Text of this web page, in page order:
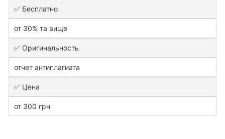
✅ Бесплатно
от 30% та вище
✅ Оригинальность
отчет антиплагиата
✅ Цена
от 300 грн